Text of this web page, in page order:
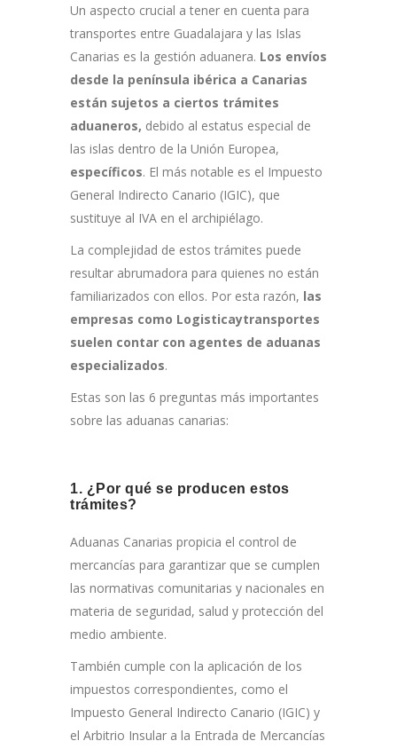
Un aspecto crucial a tener en cuenta para
transportes entre Guadalajara y las Islas
Canarias es la gestión aduanera. Los envíos
desde la península ibérica a Canarias
están sujetos a ciertos trámites
aduaneros, debido al estatus especial de
las islas dentro de la Unión Europea,
específicos. El más notable es el Impuesto
General Indirecto Canario (IGIC), que
sustituye al IVA en el archipiélago.
La complejidad de estos trámites puede
resultar abrumadora para quienes no están
familiarizados con ellos. Por esta razón, las
empresas como Logisticaytransportes
suelen contar con agentes de aduanas
especializados.
Estas son las 6 preguntas más importantes
sobre las aduanas canarias:
1. ¿Por qué se producen estos
trámites?
Aduanas Canarias propicia el control de
mercancías para garantizar que se cumplen
las normativas comunitarias y nacionales en
materia de seguridad, salud y protección del
medio ambiente.
También cumple con la aplicación de los
impuestos correspondientes, como el
Impuesto General Indirecto Canario (IGIC) y
el Arbitrio Insular a la Entrada de Mercancías